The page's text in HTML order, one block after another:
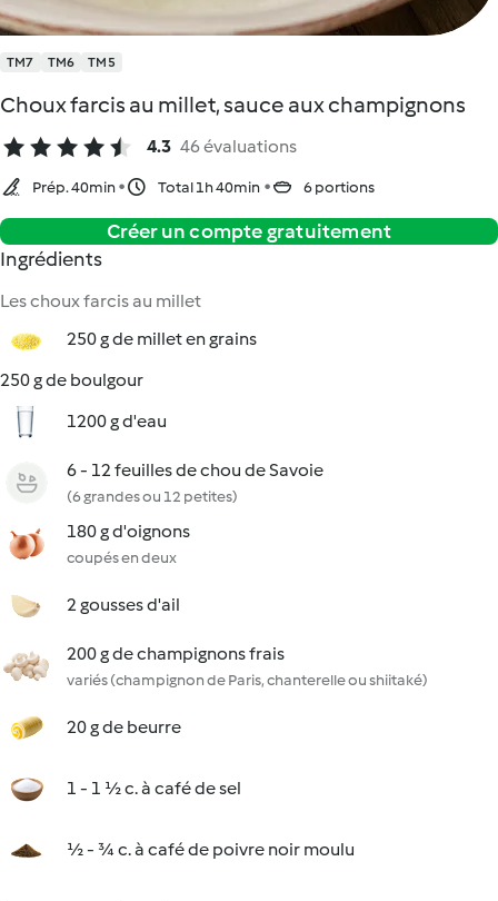
TM7 TM6 TM5
Choux farcis au millet, sauce aux champignons
4.3 46 évaluations
Prép. 40min Total 1h 40min 6 portions
Créer un compte gratuitement
Ingrédients
Les choux farcis au millet
250 g de millet en grains
250 g de boulgour
1200 g d'eau
6 - 12 feuilles de chou de Savoie
(6 grandes ou 12 petites)
180 g d'oignons
coupés en deux
2 gousses d'ail
200 g de champignons frais
variés (champignon de Paris, chanterelle ou shiitaké)
20 g de beurre
1 - 1 ½ c. à café de sel
½ - ¾ c. à café de poivre noir moulu